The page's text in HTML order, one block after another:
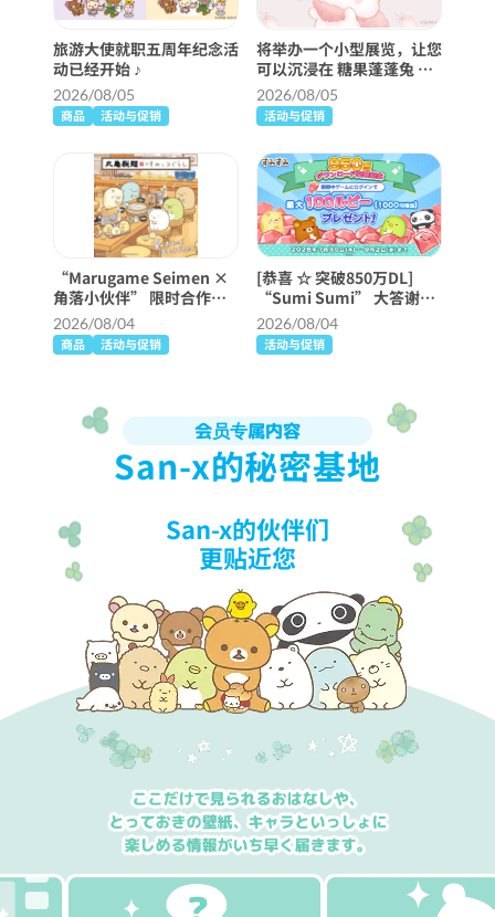
旅游大使就职五周年纪念活
动已经开始 ♪
2026/08/05
商品 活动与促销
将举办一个小型展览，让您
可以沉浸在 糖果蓬蓬兔 的
世界中！
2026/08/05
活动与促销
“Marugame Seimen ×
角落小伙伴” 限时合作！
第 2 部分已经开始！
2026/08/04
商品 活动与促销
[恭喜 ☆ 突破850万DL]
“Sumi Sumi” 大答谢活
动举行 ♪
2026/08/04
活动与促销
会员专属内容
San-x的秘密基地
San-x的伙伴们
更贴近您